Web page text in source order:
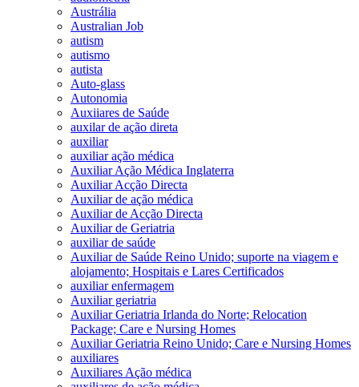
Austrália
Australian Job
autism
autismo
autista
Auto-glass
Autonomia
Auxiiares de Saúde
auxilar de ação direta
auxiliar
auxiliar ação médica
Auxiliar Ação Médica Inglaterra
Auxiliar Acção Directa
Auxiliar de ação médica
Auxiliar de Acção Directa
Auxiliar de Geriatria
auxiliar de saúde
Auxiliar de Saúde Reino Unido; suporte na viagem e
alojamento; Hospitais e Lares Certificados
auxiliar enfermagem
Auxiliar geriatria
Auxiliar Geriatria Irlanda do Norte; Relocation
Package; Care e Nursing Homes
Auxiliar Geriatria Reino Unido; Care e Nursing Homes
auxiliares
Auxiliares Ação médica